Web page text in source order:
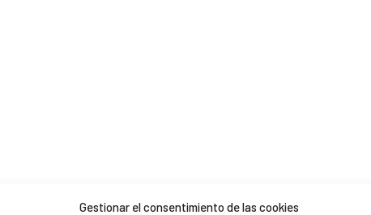
Gestionar el consentimiento de las cookies